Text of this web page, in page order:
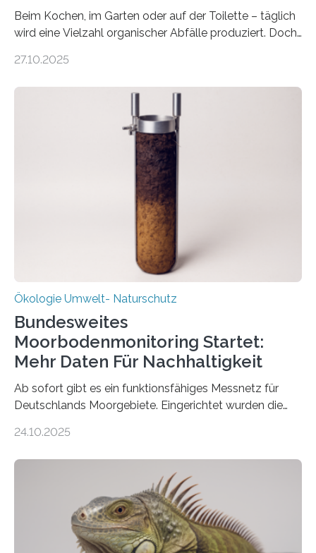
Beim Kochen, im Garten oder auf der Toilette – täglich
wird eine Vielzahl organischer Abfälle produziert. Doch
Potenzial nur dann entfalten können, wenn sie in
Veränderung der Wirtschaft wichtig ist, zeigt der vom
Deutschen Biomasseforschungszentrum und der
Stadtreinigung Leipzig konzipierte und am 24. Oktober
2025 offiziell eingeweihte Stadtrundgang „KreisLauf“. Er
ist ab sofort im Leipziger Stadtgebiet…
27.10.2025
Ökologie Umwelt- Naturschutz
Bundesweites
Moorbodenmonitoring Startet:
Mehr Daten Für Nachhaltigkeit
Ab sofort gibt es ein funktionsfähiges Messnetz für
Deutschlands Moorgebiete. Eingerichtet wurden die
vergangenen fünf Jahren von Wissenschaftlerinnen
heutigen Donnerstag übergeben sie ihren Bericht zur
Aufbauphase an den Auftraggeber, das
Bundesministerium für Landwirtschaft, Ernährung und
Heimat. Braunschweig/Eberswalde (23. Oktober 2025).
Ein Netz aus 155 Messstationen spannt sich neuerdings
24.10.2025